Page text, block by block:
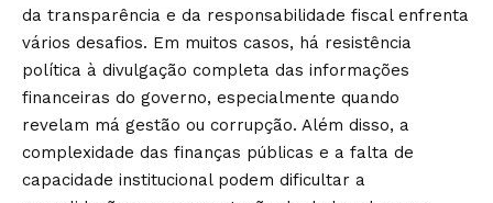
da transparência e da responsabilidade fiscal enfrenta
vários desafios. Em muitos casos, há resistência
política à divulgação completa das informações
financeiras do governo, especialmente quando
revelam má gestão ou corrupção. Além disso, a
complexidade das finanças públicas e a falta de
capacidade institucional podem dificultar a